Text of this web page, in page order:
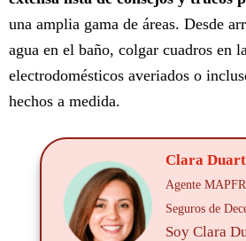
una amplia gama de áreas. Desde
agua en el baño, colgar cuadros en
electrodomésticos averiados o
hechos a medida.
Clara
Agente
Seguros de
Soy Clara